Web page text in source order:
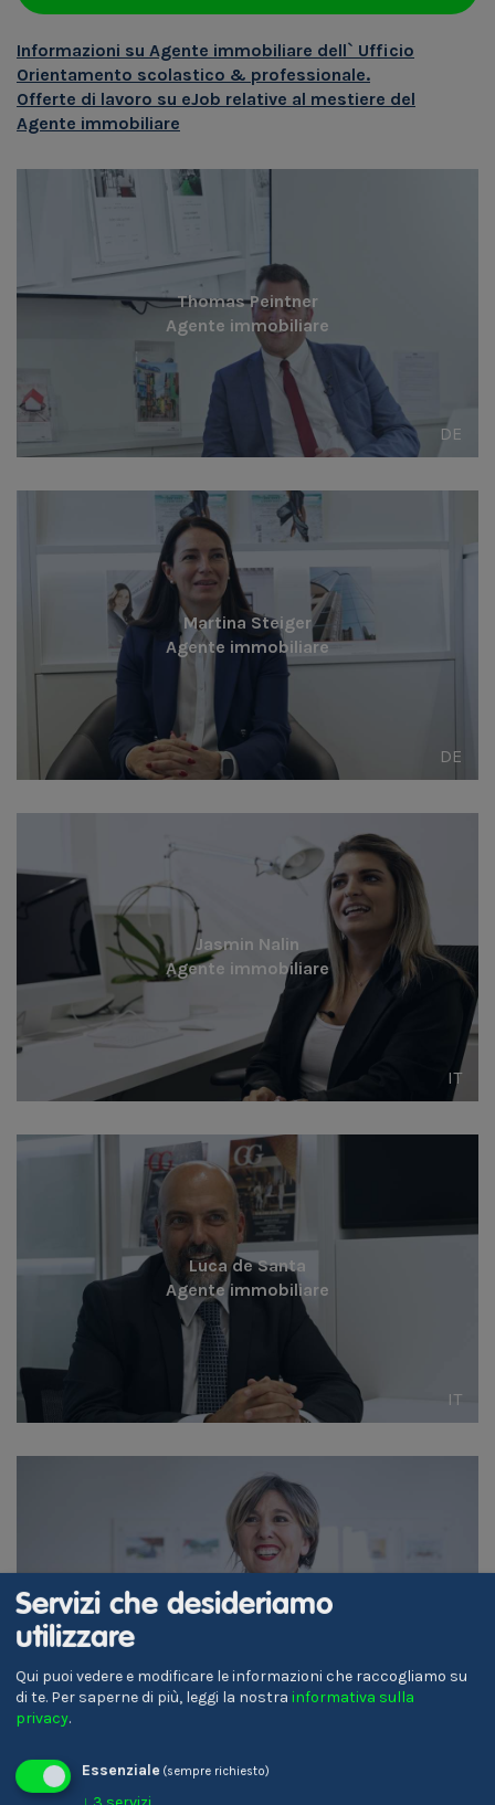
Informazioni su Agente immobiliare dell` Ufficio
Orientamento scolastico & professionale.
Offerte di lavoro su eJob relative al mestiere del
Agente immobiliare
Thomas Peintner
Agente immobiliare
DE
Martina Steiger
Agente immobiliare
DE
Jasmin Nalin
Agente immobiliare
IT
Luca de Santa
Agente immobiliare
IT
Elfi Untergassmair
Agente immobiliare
Servizi che desideriamo
utilizzare
Qui puoi vedere e modificare le informazioni che raccogliamo su
di te. Per saperne di più, leggi la nostra informativa sulla
privacy.
Essenziale (sempre richiesto)